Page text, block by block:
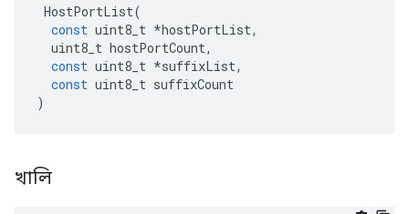
HostPortList(
const uint8_t *hostPortList,
uint8_t hostPortCount,
const uint8_t *suffixList,
const uint8_t suffixCount
)
খালি